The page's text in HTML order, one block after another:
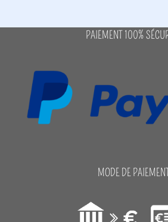
PAIEMENT 100%
MODE DE